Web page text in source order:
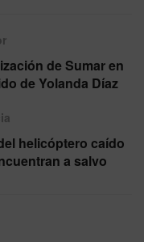
de Sumar en
de Yolanda Díaz
helicóptero caído
a salvo